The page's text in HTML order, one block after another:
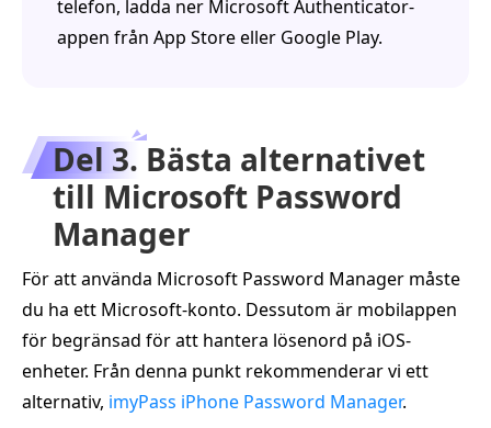
telefon, ladda ner Microsoft Authenticator-
appen från App Store eller Google Play.
Del 3. Bästa alternativet
till Microsoft Password
Manager
För att använda Microsoft Password Manager måste
du ha ett Microsoft-konto. Dessutom är mobilappen
för begränsad för att hantera lösenord på iOS-
enheter. Från denna punkt rekommenderar vi ett
alternativ, imyPass iPhone Password Manager.